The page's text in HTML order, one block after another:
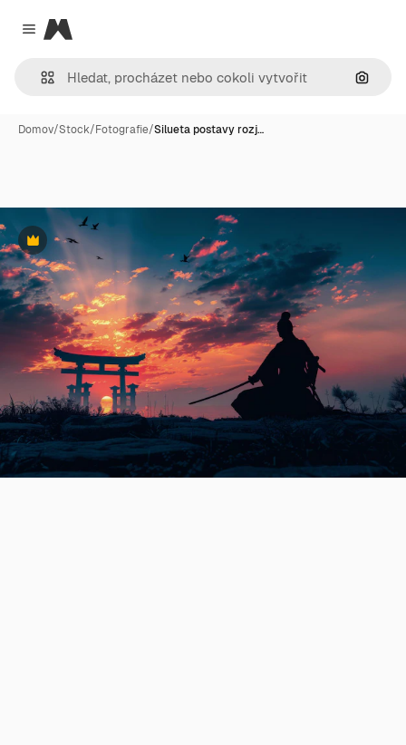
Close menu
Magnific
Hledat
Domov/Stock/Fotografie/Silueta postavy rozj…
Premium